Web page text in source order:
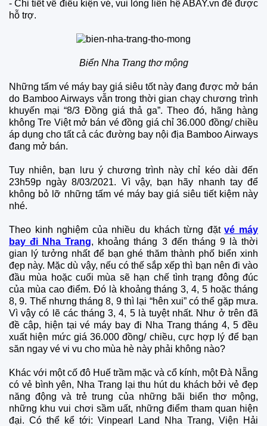
- Chi tiết về điều kiện vé, vui lòng liên hệ ABAY.vn để được
hỗ trợ.
Biển Nha Trang thơ mộng
Những tấm vé máy bay giá siêu tốt này đang được mở bán
do Bamboo Airways vẫn trong thời gian chạy chương trình
khuyến mại “8/3 Đồng giá thả ga”. Theo đó, hãng hàng
không Tre Việt mở bán vé đồng giá chỉ 36.000 đồng/ chiều
áp dụng cho tất cả các đường bay nội địa Bamboo Airways
đang mở bán.
Tuy nhiên, bạn lưu ý chương trình này chỉ kéo dài đến
23h59p ngày 8/03/2021. Vì vậy, bạn hãy nhanh tay để
không bỏ lỡ những tấm vé máy bay giá siêu tiết kiệm này
nhé.
Theo kinh nghiệm của nhiều du khách từng đặtvé máy
bay đi Nha Trang, khoảng tháng 3 đến tháng 9 là thời
gian lý tưởng nhất để bạn ghé thăm thành phố biển xinh
đẹp này. Mặc dù vậy, nếu có thế sắp xếp thì bạn nên đi vào
đầu mùa hoặc cuối mùa sẽ hạn chế tình trạng đông đúc
của mùa cao điểm. Đó là khoảng tháng 3, 4, 5 hoặc tháng
8, 9. Thế nhưng tháng 8, 9 thì lại “hên xui” có thể gặp mưa.
Vì vậy có lẽ các tháng 3, 4, 5 là tuyệt nhất. Như ở trên đã
đề cập, hiện tại vé máy bay đi Nha Trang tháng 4, 5 đều
xuất hiện mức giá 36.000 đồng/ chiều, cực hợp lý để bạn
săn ngay vé vi vu cho mùa hè này phải không nào?
Khác với một cố đô Huế trầm mặc và cổ kính, một Đà Nẵng
có vẻ bình yên, Nha Trang lại thu hút du khách bởi vẻ đẹp
năng động và trẻ trung của những bãi biển thơ mộng,
những khu vui chơi sầm uất, những điểm tham quan hiện
đại. Có thể kể tới: Vinpearl Land Nha Trang, Viện Hải